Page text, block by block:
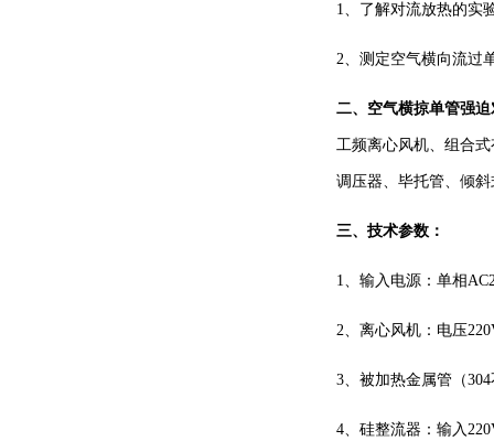
1、了解对流放热的实
2、测定空气横向流过
二、 空气横掠单管强
工频离心风机、组合
调压器、毕托管、倾
三、技术参数：
1、输入电源：单相
2、离心风机：电压
3、被加热金属管（
4、硅整流器：输入